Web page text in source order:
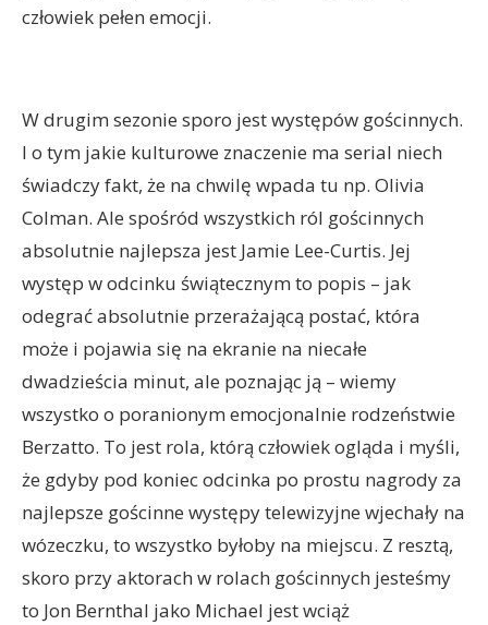
człowiek pełen emocji.
W drugim sezonie sporo jest występów gościnnych.
I o tym jakie kulturowe znaczenie ma serial niech
świadczy fakt, że na chwilę wpada tu np. Olivia
Colman. Ale spośród wszystkich ról gościnnych
absolutnie najlepsza jest Jamie Lee-Curtis. Jej
występ w odcinku świątecznym to popis – jak
odegrać absolutnie przerażającą postać, która
może i pojawia się na ekranie na niecałe
dwadzieścia minut, ale poznając ją – wiemy
wszystko o poranionym emocjonalnie rodzeństwie
Berzatto. To jest rola, którą człowiek ogląda i myśli,
że gdyby pod koniec odcinka po prostu nagrody za
najlepsze gościnne występy telewizyjne wjechały na
wózeczku, to wszystko byłoby na miejscu. Z resztą,
skoro przy aktorach w rolach gościnnych jesteśmy
to Jon Bernthal jako Michael jest wciąż